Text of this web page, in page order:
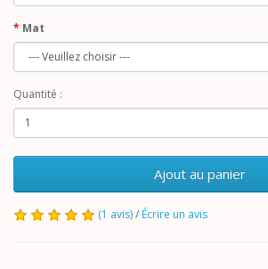
Mat
Quantité :
Ajout au panier
(1 avis)/ Écrire un avis